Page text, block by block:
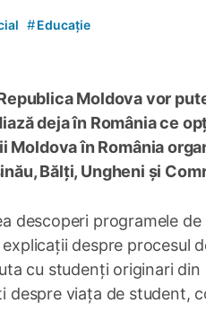
#Educație
Moldova vor
deja în România ce
Moldova în România
Bălți, Ungheni și
descoperi programele
despre procesul
cu studenți originari
despre viața de student,